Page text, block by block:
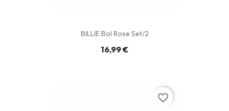
BILLIE Bol Rose Set/2
16,99 €
favorite_border